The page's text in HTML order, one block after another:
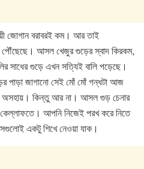
জোগান বরাবরই কম। আর তাই
পৌঁছেছে। আসল খেজুর গুড়ের স্বাদ কিরকম,
সাধের গুড়ে এখন সত্যিই বালি পড়েছে।
পাড়া জাগানো সেই মোঁ মোঁ গন্ধটা আজ
অসহায়। কিন্তু আর না। আসল গুড় চেনার
আপনি নিজেই পরখ করে নিতে
একটু শিখে নেওয়া যাক।